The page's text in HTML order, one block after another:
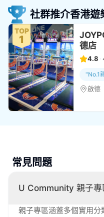
社群推介香港遊
TOP
1
德店
4.8 ·
"No.1
啟德
常見問題
U Community 親子專
親子專區涵蓋多個實用